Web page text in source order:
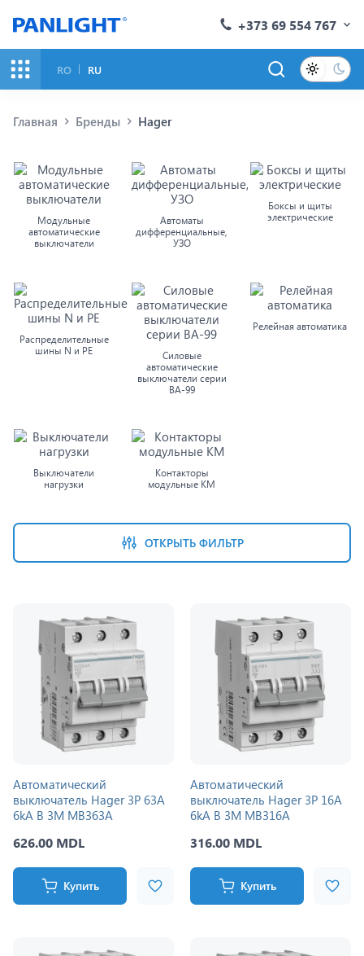
+373 69 554 767
RO RU
Главная Бренды Hager
Модульные
автоматические
выключатели
Автоматы
дифференциальные,
УЗО
Боксы и щиты
электрические
Распределительные
шины N и PE
Силовые
автоматические
выключатели серии
ВА-99
Релейная автоматика
Выключатели
нагрузки
Контакторы
модульные КМ
ОТКРЫТЬ ФИЛЬТР
Автоматический
выключатель Hager 3P 63A
6kA B 3M MB363A
626.00 MDL
Купить
Автоматический
выключатель Hager 3P 16A
6kA B 3M MB316A
316.00 MDL
Купить